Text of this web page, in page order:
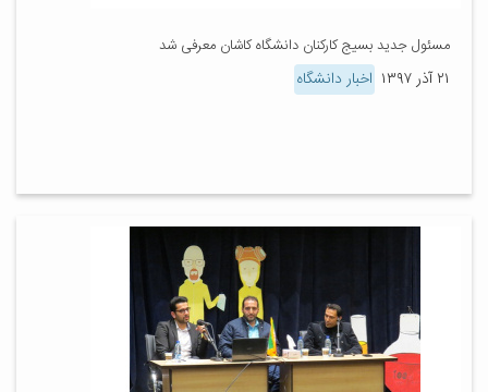
مسئول جدید بسیج کارکنان دانشگاه کاشان معرفی شد
۲۱ آذر ۱۳۹۷ اخبار دانشگاه